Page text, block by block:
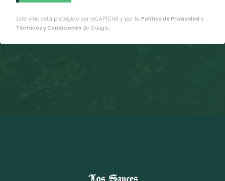
Este sitio está protegido por reCAPTCHA y por la Política de Privacidad y
Términos y Condiciones de Google.